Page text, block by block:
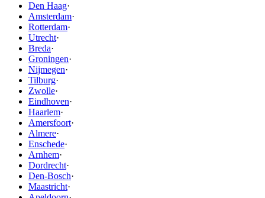
Den Haag·
Amsterdam·
Rotterdam·
Utrecht·
Breda·
Groningen·
Nijmegen·
Tilburg·
Zwolle·
Eindhoven·
Haarlem·
Amersfoort·
Almere·
Enschede·
Arnhem·
Dordrecht·
Den-Bosch·
Maastricht·